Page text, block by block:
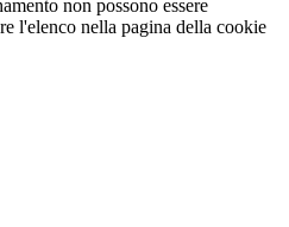
non possono essere
l'elenco nella pagina della cookie